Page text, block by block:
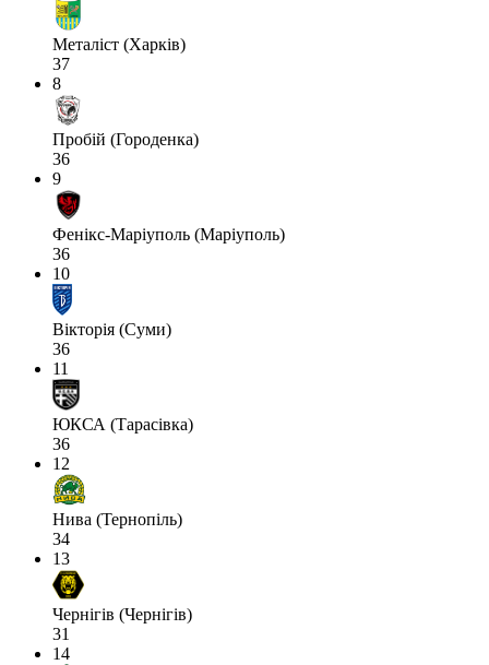
Металіст (Харків)
37
8
Пробій (Городенка)
36
9
Фенікс-Маріуполь (Маріуполь)
36
10
Вікторія (Суми)
36
11
ЮКСА (Тарасівка)
36
12
Нива (Тернопіль)
34
13
Чернігів (Чернігів)
31
14